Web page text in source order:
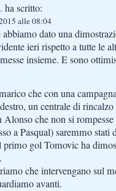
ha scritto:
alle 08:04
dato una
ieri rispetto a tutte le
insieme. E sono
che con una
un centrale di
Alonso che non si
a Pasqual) saremmo stati
gol Tomovic ha
che intervengano sul
avanti.